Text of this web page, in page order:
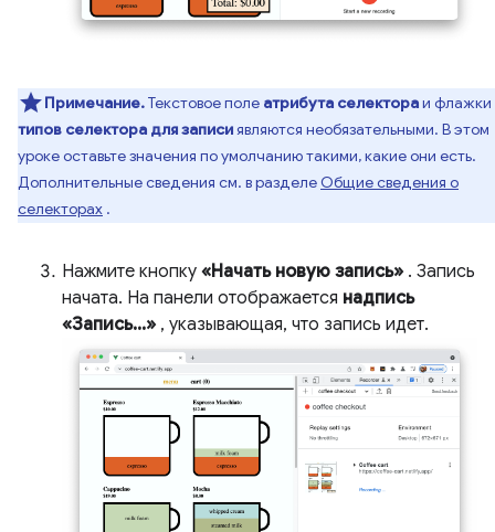
Примечание.Текстовое поле атрибута селектораи флажки
типов селектора для записиявляются необязательными. В этом
уроке оставьте значения по умолчанию такими, какие они есть.
Дополнительные сведения см. в разделе Общие сведения о
селекторах .
Нажмите кнопку «Начать новую запись» . Запись
начата. На панели отображается надпись
«Запись...» , указывающая, что запись идет.